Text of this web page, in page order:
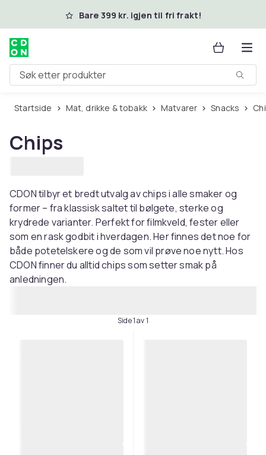
Hopp til hovedinnholdBare 399 kr. igjen til fri frakt!
Søk etter produkter
Startside Mat, drikke & tobakk Matvarer Snacks
Chips
CDON tilbyr et bredt utvalg av chips i alle smaker og
former – fra klassisk saltet til bølgete, sterke og
krydrede varianter. Perfekt for filmkveld, fester eller
som en rask godbit i hverdagen. Her finnes det noe for
både potetelskere og de som vil prøve noe nytt. Hos
CDON finner du alltid chips som setter smak på
anledningen.
Side 1 av 1